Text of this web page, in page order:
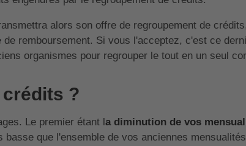
alors son offre de regroupement de
remboursement. Si vous l'acceptez, c'est ce
organismes pour regrouper le tout en un seul
?
Le premier étant la diminution de vos
que l'ensemble de vos anciennes